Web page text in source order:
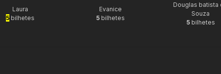
Laura
5 bilhetes
Evanice
5bilhetes
Douglas batista
Souza
5bilhetes